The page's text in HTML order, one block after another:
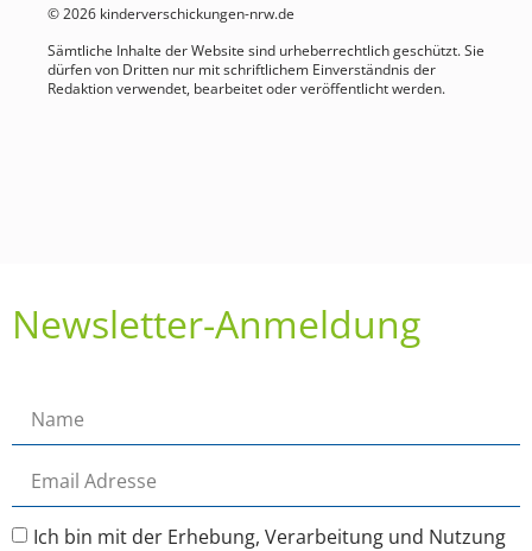
© 2026 kinderverschickungen-nrw.de
Sämtliche Inhalte der Website sind urheberrechtlich geschützt. Sie
dürfen von Dritten nur mit schriftlichem Einverständnis der
Redaktion verwendet, bearbeitet oder veröffentlicht werden.
Newsletter-Anmeldung
Ich bin mit der Erhebung, Verarbeitung und Nutzung